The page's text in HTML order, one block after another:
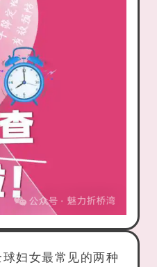
妇女最常见的两种